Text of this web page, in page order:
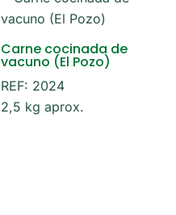
Carne cocinada de
vacuno (El Pozo)
REF: 2024
2,5 kg aprox.